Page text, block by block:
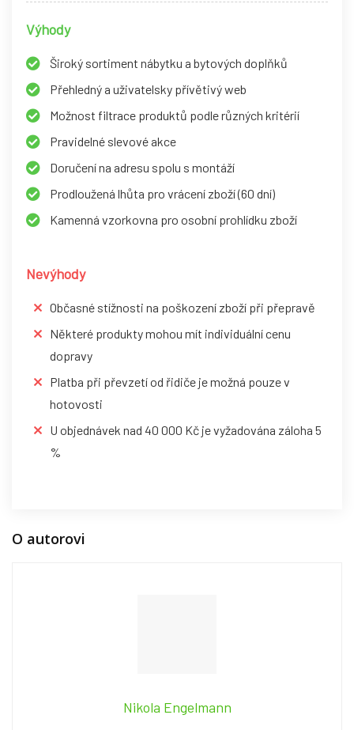
Výhody
Široký sortiment nábytku a bytových doplňků
Přehledný a uživatelsky přívětivý web
Možnost filtrace produktů podle různých kritérií
Pravidelné slevové akce
Doručení na adresu spolu s montáží
Prodloužená lhůta pro vrácení zboží (60 dní)
Kamenná vzorkovna pro osobní prohlídku zboží
Nevýhody
Občasné stížnosti na poškození zboží při přepravě
Některé produkty mohou mít individuální cenu
dopravy
Platba při převzetí od řidiče je možná pouze v
hotovosti
U objednávek nad 40 000 Kč je vyžadována záloha 5
%
O autorovi
Nikola Engelmann